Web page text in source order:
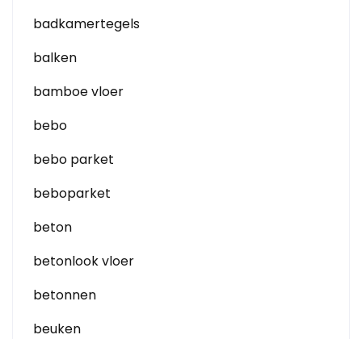
badkamertegels
balken
bamboe vloer
bebo
bebo parket
beboparket
beton
betonlook vloer
betonnen
beuken